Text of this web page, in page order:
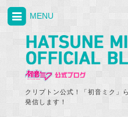
クリプトン公式！「初音ミク」
発信します！
MENU